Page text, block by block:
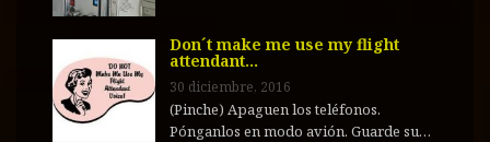
Don´t make me use my flight
attendant…
30 diciembre, 2016
(Pinche) Apaguen los teléfonos.
Pónganlos en modo avión. Guarde su…